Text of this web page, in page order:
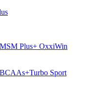
Plus+ OxxiWin
Sport